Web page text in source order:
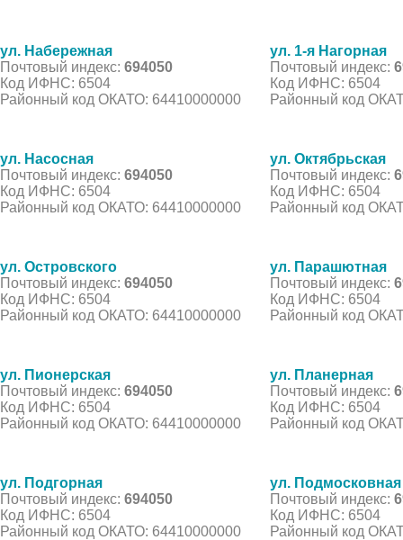
ул. Набережная
Почтовый индекс: 694050
Код ИФНС: 6504
Районный код ОКАТО: 64410000000
ул. 1-я Нагорная
Почтовый индекс:
Код ИФНС: 6504
Районный код
ул. Насосная
Почтовый индекс: 694050
Код ИФНС: 6504
Районный код ОКАТО: 64410000000
ул. Октябрьская
Почтовый индекс:
Код ИФНС: 6504
Районный код
ул. Островского
Почтовый индекс: 694050
Код ИФНС: 6504
Районный код ОКАТО: 64410000000
ул. Парашютная
Почтовый индекс:
Код ИФНС: 6504
Районный код
ул. Пионерская
Почтовый индекс: 694050
Код ИФНС: 6504
Районный код ОКАТО: 64410000000
ул. Планерная
Почтовый индекс:
Код ИФНС: 6504
Районный код
ул. Подгорная
Почтовый индекс: 694050
Код ИФНС: 6504
Районный код ОКАТО: 64410000000
ул. Подмосковная
Почтовый индекс:
Код ИФНС: 6504
Районный код